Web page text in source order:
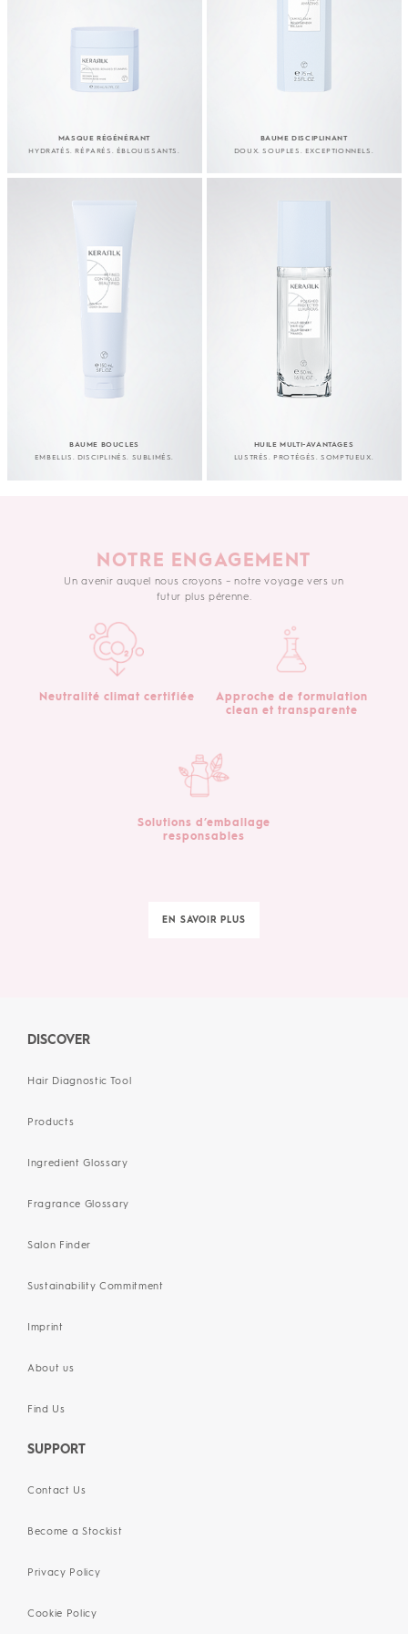
MASQUE RÉGÉNÉRANT
HYDRATÉS. RÉPARÉS. ÉBLOUISSANTS.
BAUME DISCIPLINANT
DOUX. SOUPLES. EXCEPTIONNELS.
BAUME BOUCLES
EMBELLIS. DISCIPLINÉS. SUBLIMÉS.
HUILE MULTI-AVANTAGES
LUSTRÉS. PROTÉGÉS. SOMPTUEUX.
NOTRE ENGAGEMENT
Un avenir auquel nous croyons – notre voyage vers un
futur plus pérenne.
EN SAVOIR PLUS
Neutralité climat certifiée
Approche de formulation
clean et transparente
Solutions d’emballage
responsables
DISCOVER
Hair Diagnostic Tool
Products
Ingredient Glossary
Fragrance Glossary
Salon Finder
Sustainability Commitment
Imprint
About us
Find Us
SUPPORT
Contact Us
Become a Stockist
Privacy Policy
Cookie Policy